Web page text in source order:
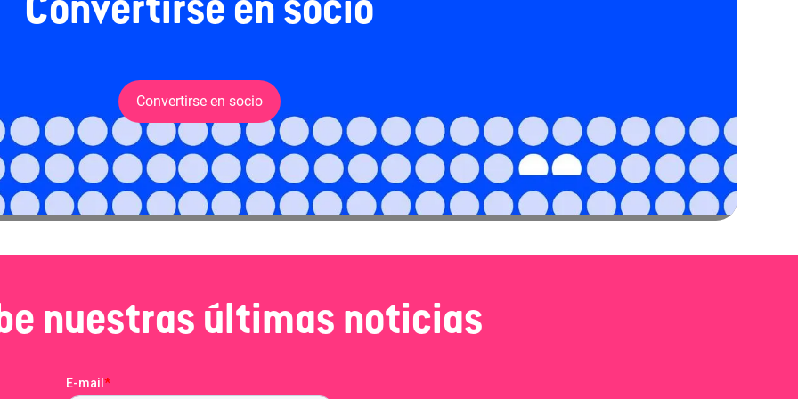
Convertirse en socio
Convertirse en socio
nuestras últimas noticias